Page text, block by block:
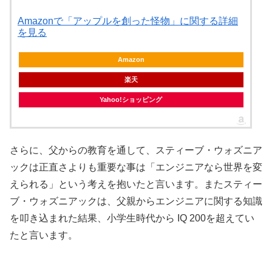
Amazonで「アップルを創った怪物」に関する詳細
を見る
Amazon
楽天
Yahoo!ショッピング
さらに、父からの教育を通して、スティーブ・ウォズニア
ックは正直さよりも重要な事は「エンジニアなら世界を変
えられる」という考えを抱いたと言います。またスティー
ブ・ウォズニアックは、父親からエンジニアに関する知識
を叩き込まれた結果、小学生時代から IQ 200を超えてい
たと言います。